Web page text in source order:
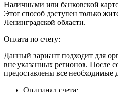
Наличными или банковской
Этот способ доступен только
Ленинградской области.
Оплата по счету:
Данный вариант подходит для
вне указанных регионов. После
предоставлены все необходимые
Оригинал счета;